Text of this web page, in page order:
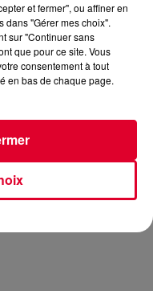
David Guetta
Crédit : @Laura Gilli
et fermer", ou affiner en
dans "Gérer mes choix".
sur "Continuer sans
que pour ce site. Vous
consentement à tout
en bas de chaque page.